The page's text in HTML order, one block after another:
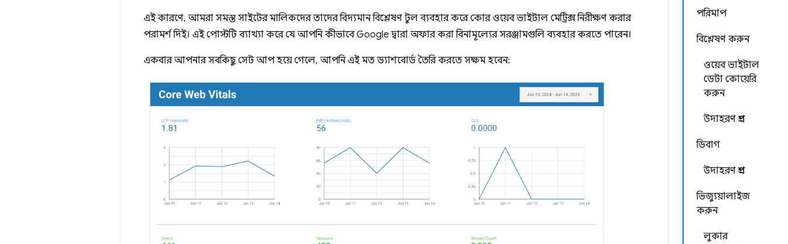
পরিমাপ
বিশ্লেষণ করুন
ওয়েব ভাইটাল
ডেটা কোয়েরি
করুন
উদাহরণ প্রশ্ন
ডিবাগ
উদাহরণ প্রশ্ন
ভিজ্যুয়ালাইজ
করুন
লুকার
এই কারণে, আমরা সমস্ত সাইটের মালিকদের তাদের বিদ্যমান বিশ্লেষণ টুল ব্যবহার করে কোর ওয়েব ভাইটাল মেট্রিক্স নিরীক্ষণ করার
পরামর্শ দিই। এই পোস্টটি ব্যাখ্যা করে যে আপনি কীভাবে Google দ্বারা অফার করা বিনামূল্যের সরঞ্জামগুলি ব্যবহার করতে পারেন।
একবার আপনার সবকিছু সেট আপ হয়ে গেলে, আপনি এই মত ড্যাশবোর্ড তৈরি করতে সক্ষম হবেন: